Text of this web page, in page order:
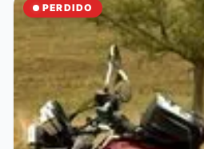
PERDIDO